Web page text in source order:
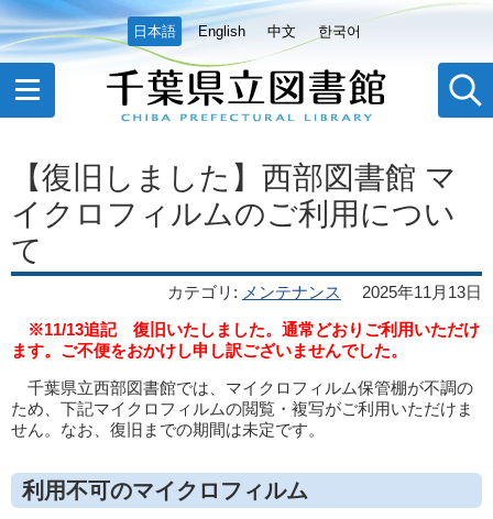
日本語 English 中文 한국어
【復旧しました】西部図書館 マ
イクロフィルムのご利用につい
て
カテゴリ : メンテナンス
2025年11月13日
※11/13追記 復旧いたしました。通常どおりご利用いただけ
ます。ご不便をおかけし申し訳ございませんでした。
千葉県立西部図書館では、マイクロフィルム保管棚が不調の
ため、下記マイクロフィルムの閲覧・複写がご利用いただけま
せん。なお、復旧までの期間は未定です。
利用不可のマイクロフィルム